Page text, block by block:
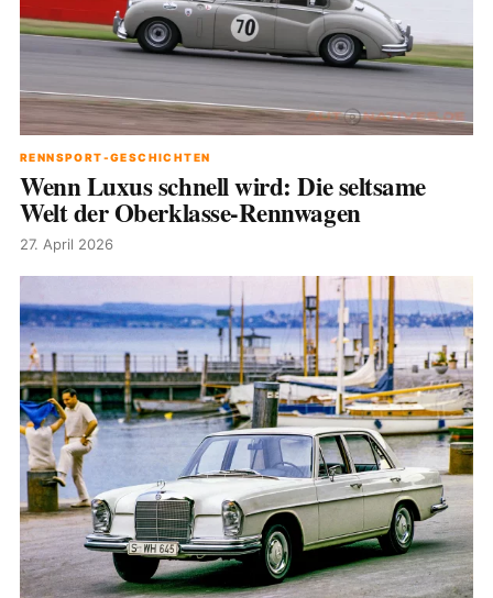
RENNSPORT-GESCHICHTEN
Wenn Luxus schnell wird: Die seltsame
Welt der Oberklasse-Rennwagen
27. April 2026